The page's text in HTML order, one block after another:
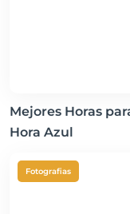
Mejores Horas
Hora Azul
Fotografias